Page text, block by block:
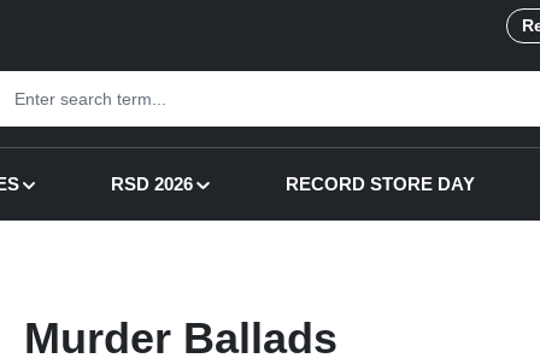
RSD 2026 RECORD STORE DAY
Murder Ballads